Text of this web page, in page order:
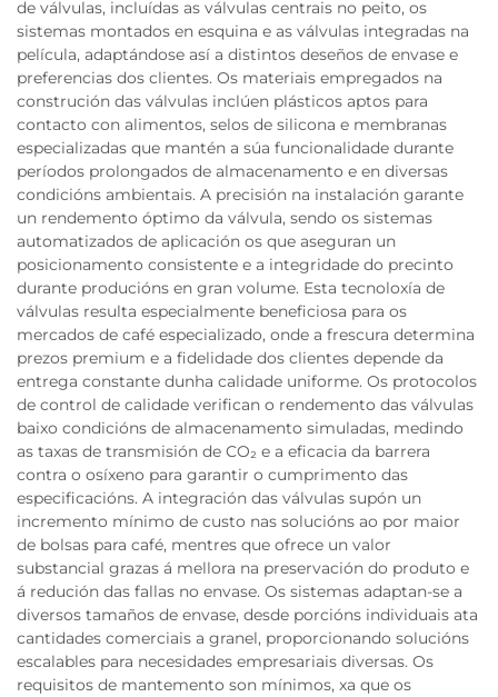
de válvulas, incluídas as válvulas centrais no peito, os
sistemas montados en esquina e as válvulas integradas na
película, adaptándose así a distintos deseños de envase e
preferencias dos clientes. Os materiais empregados na
construción das válvulas inclúen plásticos aptos para
contacto con alimentos, selos de silicona e membranas
especializadas que mantén a súa funcionalidade durante
períodos prolongados de almacenamento e en diversas
condicións ambientais. A precisión na instalación garante
un rendemento óptimo da válvula, sendo os sistemas
automatizados de aplicación os que aseguran un
posicionamento consistente e a integridade do precinto
durante producións en gran volume. Esta tecnoloxía de
válvulas resulta especialmente beneficiosa para os
mercados de café especializado, onde a frescura determina
prezos premium e a fidelidade dos clientes depende da
entrega constante dunha calidade uniforme. Os protocolos
de control de calidade verifican o rendemento das válvulas
baixo condicións de almacenamento simuladas, medindo
as taxas de transmisión de CO₂ e a eficacia da barrera
contra o osíxeno para garantir o cumprimento das
especificacións. A integración das válvulas supón un
incremento mínimo de custo nas solucións ao por maior
de bolsas para café, mentres que ofrece un valor
substancial grazas á mellora na preservación do produto e
á redución das fallas no envase. Os sistemas adaptan-se a
diversos tamaños de envase, desde porcións individuais ata
cantidades comerciais a granel, proporcionando solucións
escalables para necesidades empresariais diversas. Os
requisitos de mantemento son mínimos, xa que os